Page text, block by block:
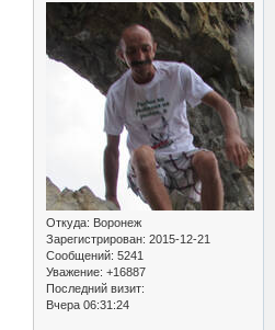
Откуда: Воронеж
Зарегистрирован: 2015-12-21
Сообщений: 5241
Уважение: +16887
Последний визит:
Вчера 06:31:24